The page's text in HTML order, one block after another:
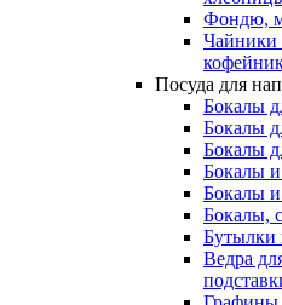
Фондю,
Чайники
Посуда для
Бокалы
Бокалы
Бокалы
Бокалы
Бокалы и
Бокалы,
Бутылки
Ведра